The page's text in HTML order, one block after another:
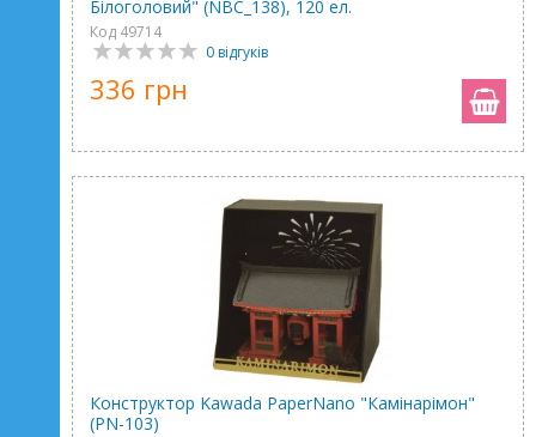
Білоголовий" (NBC_138), 120 ел.
Код 49714
0 відгуків
336 грн
Конструктор Kawada PaperNano "Камінарімон"
(PN-103)